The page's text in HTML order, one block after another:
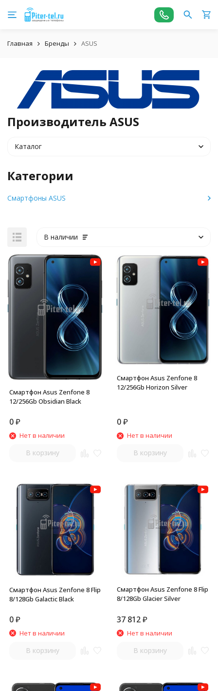
Главная Бренды ASUS
Производитель ASUS
Каталог
Категории
Смартфоны ASUS
В наличии
Смартфон Asus Zenfone 8
12/256Gb Obsidian Black
0₽
Нет в наличии
В корзину
Смартфон Asus Zenfone 8
12/256Gb Horizon Silver
0₽
Нет в наличии
В корзину
Смартфон Asus Zenfone 8 Flip
8/128Gb Galactic Black
0₽
Нет в наличии
В корзину
Смартфон Asus Zenfone 8 Flip
8/128Gb Glacier Silver
37 812₽
Нет в наличии
В корзину